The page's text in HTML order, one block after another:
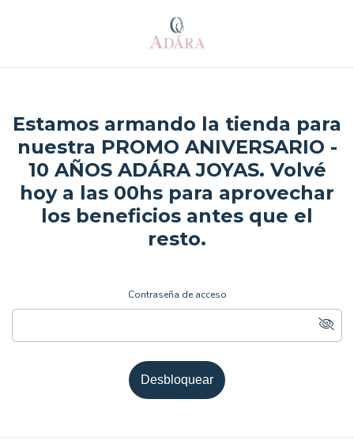
Estamos armando la tienda para
nuestra PROMO ANIVERSARIO -
10 AÑOS ADÁRA JOYAS. Volvé
hoy a las 00hs para aprovechar
los beneficios antes que el
resto.
Contraseña de acceso
Desbloquear